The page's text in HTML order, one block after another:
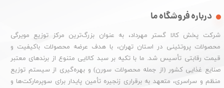
درباره فروشگاه ما
شرکت پخش کالا گستر مهرداد، به عنوان بزرگ‌ترین مرکز توزیع مویرگی
محصولات پروتئینی در استان تهران، با هدف عرضه محصولات باکیفیت و
قیمت رقابتی تأسیس شد. ما با تکیه بر سبد کالایی متنوع از برندهای معتبر
صنایع غذایی کشور (از جمله محصولات سورن) و بهره‌گیری از سیستم توزیع
منظم و سراسری، متعهد به برقراری زنجیره تأمین پایدار برای سوپرمارکت‌ها و